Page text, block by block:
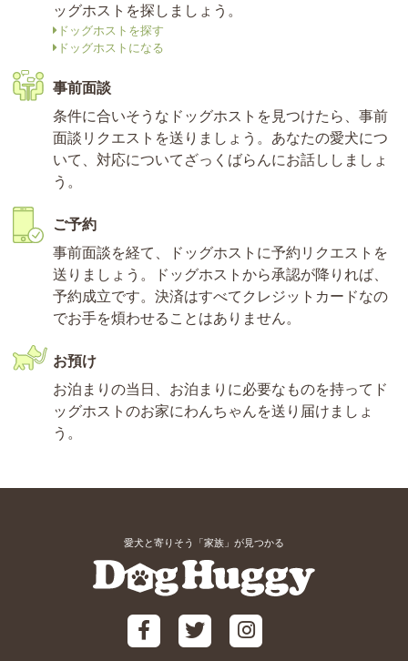
ッグホストを探しましょう。
ドッグホストを探す
ドッグホストになる
事前面談
条件に合いそうなドッグホストを見つけたら、事前
面談リクエストを送りましょう。あなたの愛犬につ
いて、対応についてざっくばらんにお話ししましょ
う。
ご予約
事前面談を経て、ドッグホストに予約リクエストを
送りましょう。ドッグホストから承認が降りれば、
予約成立です。決済はすべてクレジットカードなの
でお手を煩わせることはありません。
お預け
お泊まりの当日、お泊まりに必要なものを持ってド
ッグホストのお家にわんちゃんを送り届けましょ
う。
愛犬と寄りそう「家族」が見つかる